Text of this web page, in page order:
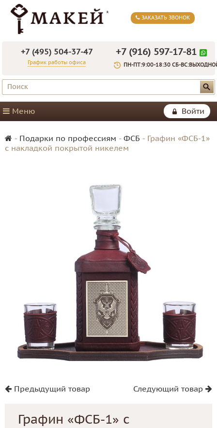
ЗАКАЗАТЬ ЗВОНОК
+7 (495) 504-37-47
График работы офиса
+7 (916) 597-17-81
ПН-ПТ:9:00-18:30 СБ-
Войти
Меню
- Подарки по профессиям - ФСБ - Графин «ФСБ-1»
с накладкой покрытой никелем
Предыдущий товар Следующий товар
Графин «ФСБ-1» с